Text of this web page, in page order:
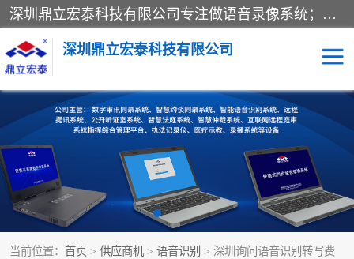
深圳鼎立宏泰科技有限公司专注做语音录像系统；主要服务有：约谈室同步录音录像系统、设计数字询问同步录音录像、数字约谈室同步录音录像、公开听证室、智慧庭审、智能语音识别转写、远程提讯（提审）、记录仪、远程指挥综合管理平台、录播系统等
深圳鼎立宏泰科技有限公司
当前位置： 首页 > 供应商机 > 语音识别 > 深圳询问语音识别转写费
同步录音录像设备 便携式审讯设备
数字法庭 听证室
远程提讯 语音识别